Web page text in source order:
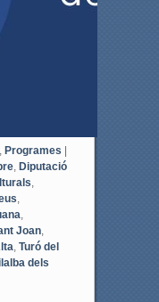
, Programes
, Diputació
,
,
,
Joan,
, Turó del
dels